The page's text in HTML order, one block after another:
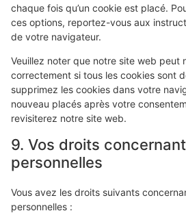
chaque fois qu’un cookie est placé.
ces options, reportez-vous aux
de votre navigateur.
Veuillez noter que notre site web peut
correctement si tous les cookies sont
supprimez les cookies dans votre
nouveau placés après votre
revisiterez notre site web.
9. Vos droits
personnelles
Vous avez les droits suivants
personnelles :